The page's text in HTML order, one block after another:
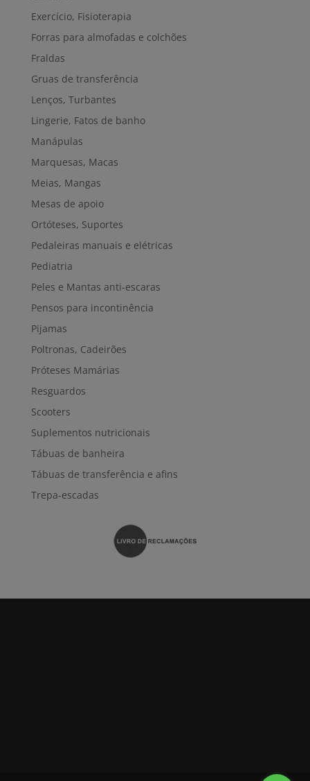
Exercício, Fisioterapia
Forras para almofadas e colchões
Fraldas
Gruas de transferência
Lenços, Turbantes
Lingerie, Fatos de banho
Manápulas
Marquesas, Macas
Meias, Mangas
Mesas de apoio
Ortóteses, Suportes
Pedaleiras manuais e elétricas
Pediatria
Peles e Mantas anti-escaras
Pensos para incontinência
Pijamas
Poltronas, Cadeirões
Próteses Mamárias
Resguardos
Scooters
Suplementos nutricionais
Tábuas de banheira
Tábuas de transferência e afins
Trepa-escadas